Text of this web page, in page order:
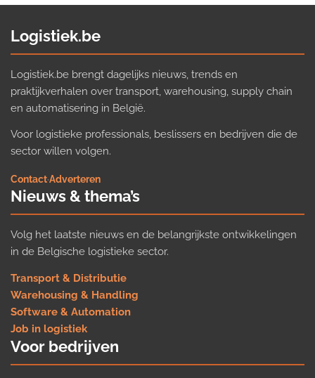
Logistiek.be
Logistiek.be brengt dagelijks nieuws, trends en
praktijkverhalen over transport, warehousing, supply chain
en automatisering in België.
Voor logistieke professionals, beslissers en bedrijven die de
sector willen volgen.
Contact·Adverteren
Nieuws & thema’s
Volg het laatste nieuws en de belangrijkste ontwikkelingen
in de Belgische logistieke sector.
Transport & Distributie
Warehousing & Handling
Software & Automation
Job in logistiek
Voor bedrijven